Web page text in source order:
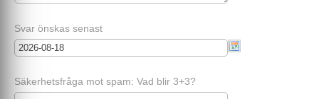
Svar önskas senast
Säkerhetsfråga mot spam: Vad blir 3+3?